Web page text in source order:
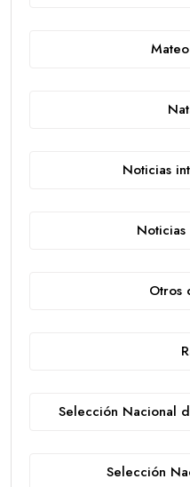
Noticias
Noticias
Otros
Selección Nacional
Selección